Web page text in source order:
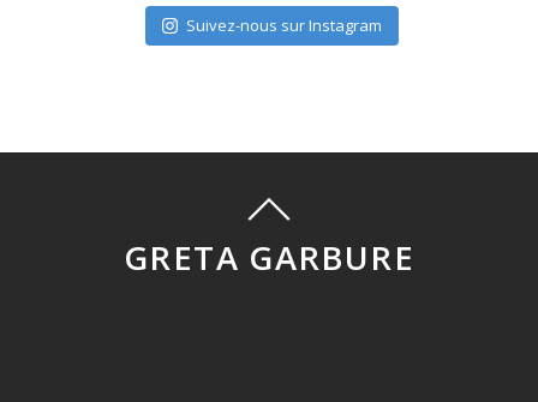
Suivez-nous sur Instagram
GRETA GARBURE